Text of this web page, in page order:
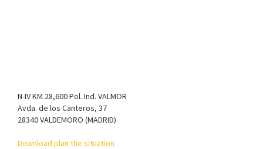
N-IV KM.28,600 Pol. Ind. VALMOR
Avda. de los Canteros, 37
28340 VALDEMORO (MADRID)
Download plan the situation